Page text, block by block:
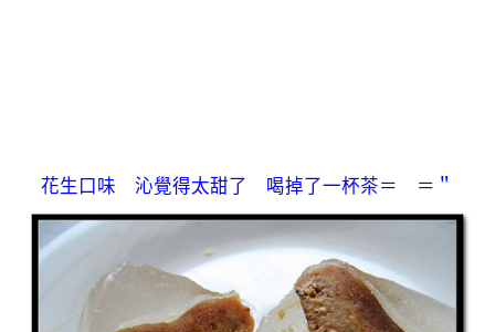
花生口味 沁覺得太甜了 喝掉了一杯茶＝ ＝＂